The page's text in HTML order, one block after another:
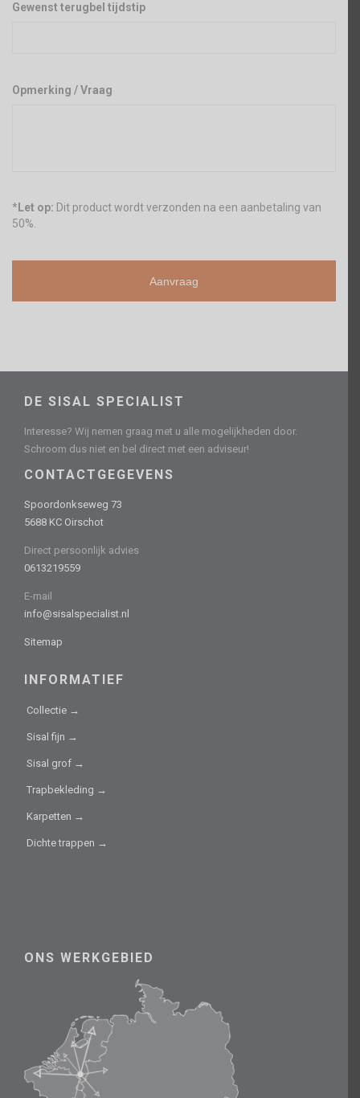
Gewenst terugbel tijdstip
Opmerking / Vraag
* Let op: Dit product wordt verzonden na een aanbetaling van
50%.
DE SISAL SPECIALIST
Interesse? Wij nemen graag met u alle mogelijkheden door.
Schroom dus niet en bel direct met een adviseur!
CONTACTGEGEVENS
Spoordonkseweg 73
5688 KC Oirschot
Direct persoonlijk advies
0613219559
E-mail
info@sisalspecialist.nl
Sitemap
INFORMATIEF
Collectie →
Sisal fijn →
Sisal grof →
Trapbekleding →
Karpetten →
Dichte trappen →
ONS WERKGEBIED